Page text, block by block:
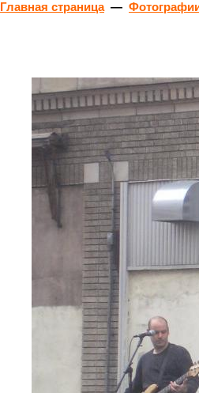
Главная страница—